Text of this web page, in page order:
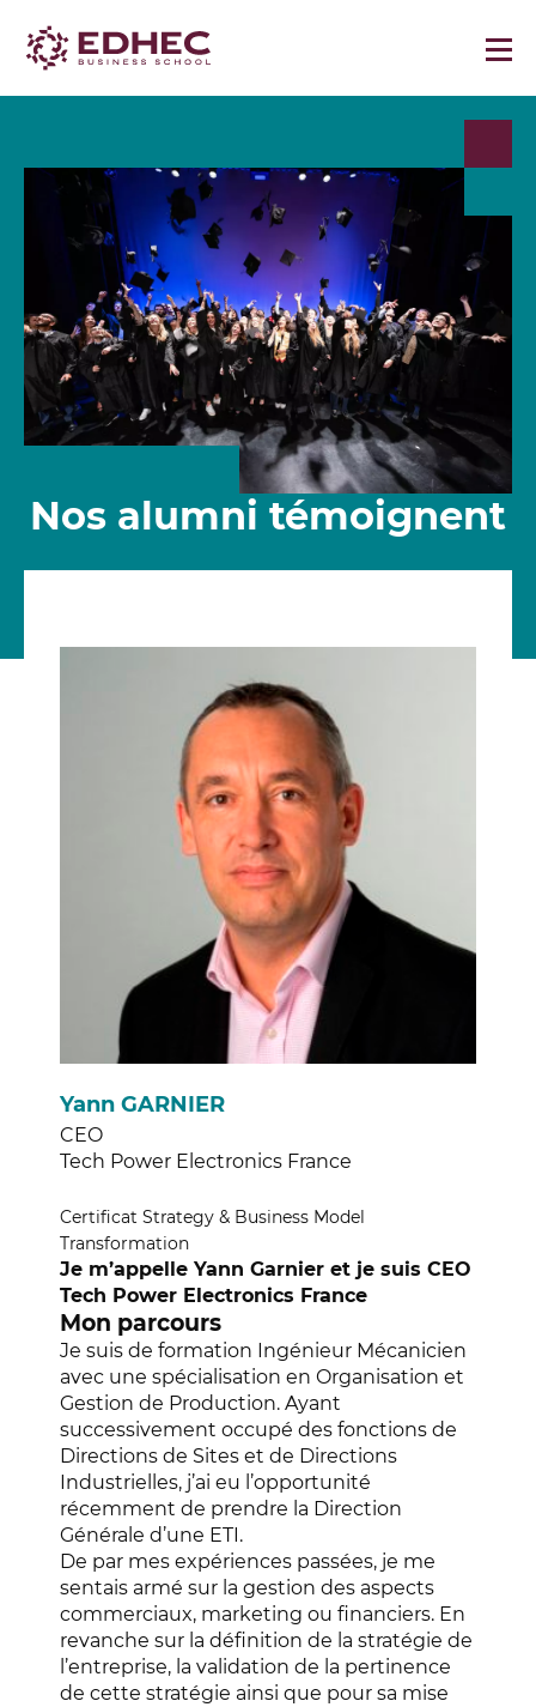
Nos alumni témoignent
Yann GARNIER
CEO
Tech Power Electronics France
Certificat Strategy & Business Model
Transformation
Je m’appelle Yann Garnier et je suis CEO
Tech Power Electronics France
Mon parcours
Je suis de formation Ingénieur Mécanicien
avec une spécialisation en Organisation et
Gestion de Production. Ayant
successivement occupé des fonctions de
Directions de Sites et de Directions
Industrielles, j’ai eu l’opportunité
récemment de prendre la Direction
Générale d’une ETI.
De par mes expériences passées, je me
sentais armé sur la gestion des aspects
commerciaux, marketing ou financiers. En
revanche sur la définition de la stratégie de
l’entreprise, la validation de la pertinence
de cette stratégie ainsi que pour sa mise